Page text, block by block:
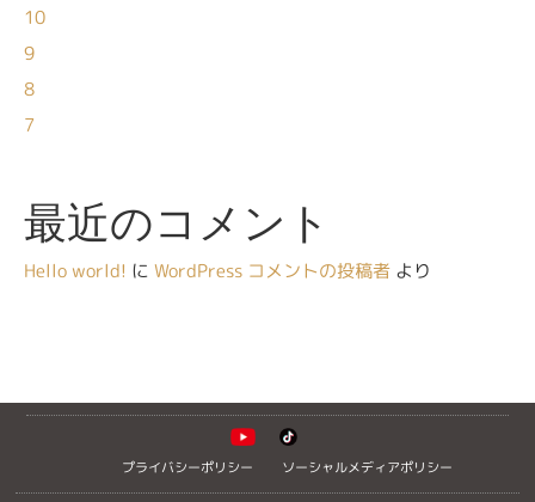
10
9
8
7
最近のコメント
Hello world! に WordPress コメントの投稿者 より
プライバシーポリシー ソーシャルメディアポリシー